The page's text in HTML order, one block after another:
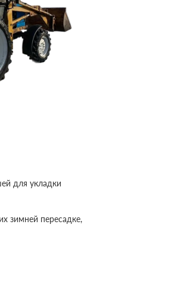
для укладки
зимней пересадке,